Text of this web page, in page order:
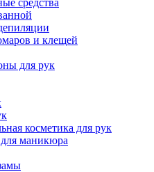
средства
и клещей
для рук
косметика для рук
маникюра